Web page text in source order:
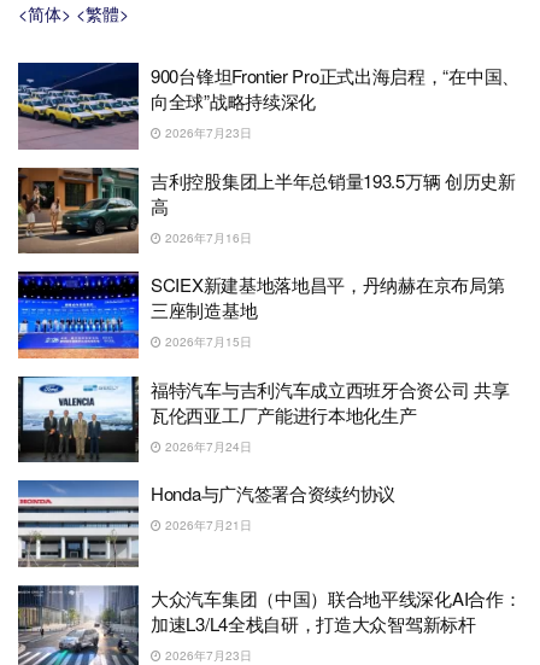
<简体> <繁體>
900台锋坦Frontier Pro正式出海启程，“在中国、
向全球”战略持续深化
2026年7月23日
吉利控股集团上半年总销量193.5万辆 创历史新
高
2026年7月16日
SCIEX新建基地落地昌平，丹纳赫在京布局第
三座制造基地
2026年7月15日
福特汽车与吉利汽车成立西班牙合资公司 共享
瓦伦西亚工厂产能进行本地化生产
2026年7月24日
Honda与广汽签署合资续约协议
2026年7月21日
大众汽车集团（中国）联合地平线深化AI合作：
加速L3/L4全栈自研，打造大众智驾新标杆
2026年7月23日